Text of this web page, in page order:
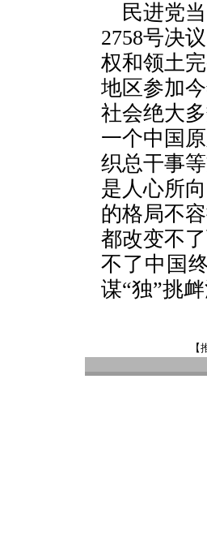
民进党
2758号决
权和领土
地区参加
社会绝大
一个中国
织总干事
是人心所
的格局不
都改变不
不了中国
谋“独”挑衅
【